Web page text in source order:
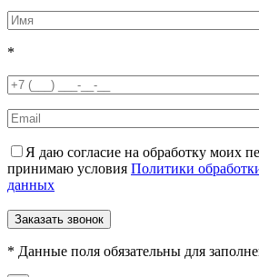
*
Я даю согласие на обработку моих
принимаю условия Политики
данных
* Данные поля обязательны для